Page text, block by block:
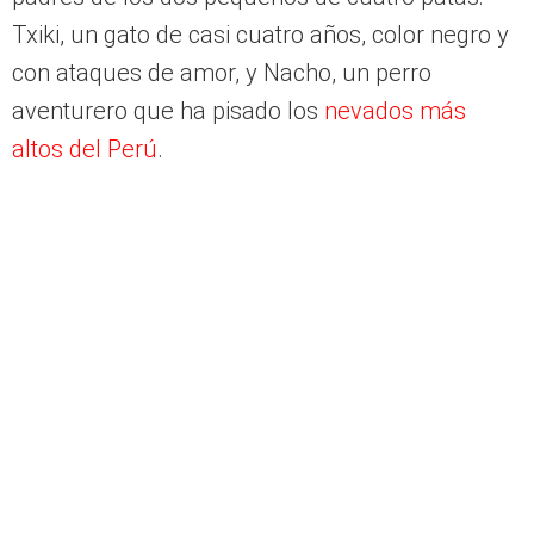
Txiki, un gato de casi cuatro años, color negro y
con ataques de amor, y Nacho, un perro
aventurero que ha pisado los nevados más
altos del Perú.